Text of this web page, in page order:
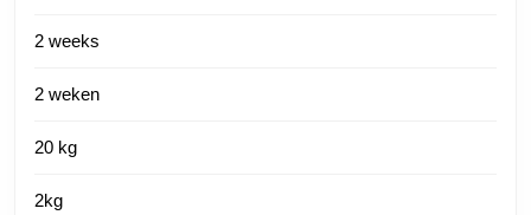
2 weeks
2 weken
20 kg
2kg